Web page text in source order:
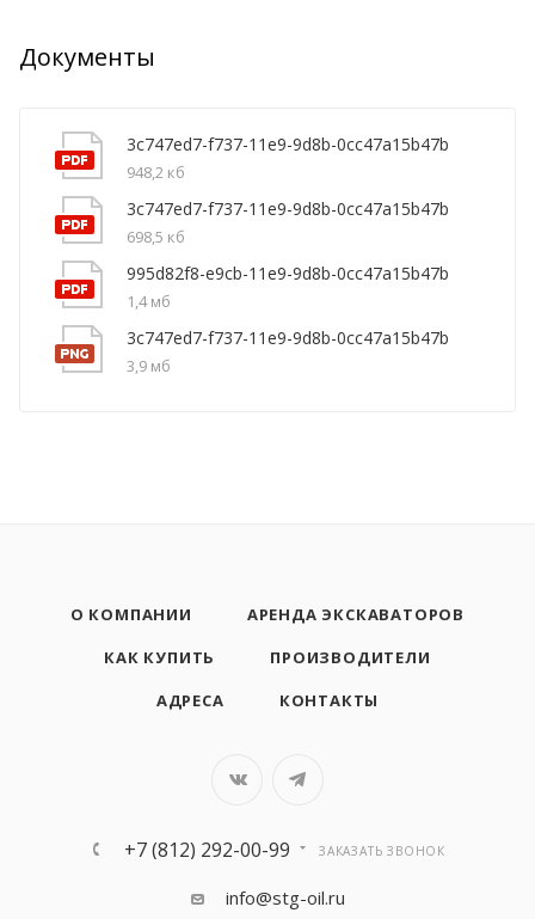
Документы
3c747ed7-f737-11e9-9d8b-0cc47a15b47b
948,2 кб
3c747ed7-f737-11e9-9d8b-0cc47a15b47b
698,5 кб
995d82f8-e9cb-11e9-9d8b-0cc47a15b47b
1,4 мб
3c747ed7-f737-11e9-9d8b-0cc47a15b47b
3,9 мб
О КОМПАНИИ
АРЕНДА ЭКСКАВАТОРОВ
КАК КУПИТЬ
ПРОИЗВОДИТЕЛИ
АДРЕСА
КОНТАКТЫ
+7 (812) 292-00-99 ЗАКАЗАТЬ ЗВОНОК
info@stg-oil.ru